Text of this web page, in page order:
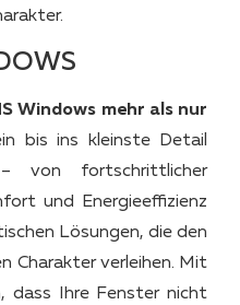
Windows mehr als nur
bis ins kleinste Detail
von fortschrittlicher
und Energieeffizienz
Lösungen, die den
Charakter verleihen. Mit
dass Ihre Fenster nicht